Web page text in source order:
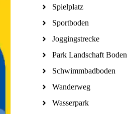
Spielplatz
Sportboden
Joggingstrecke
Park Landschaft Boden
Schwimmbadboden
Wanderweg
Wasserpark